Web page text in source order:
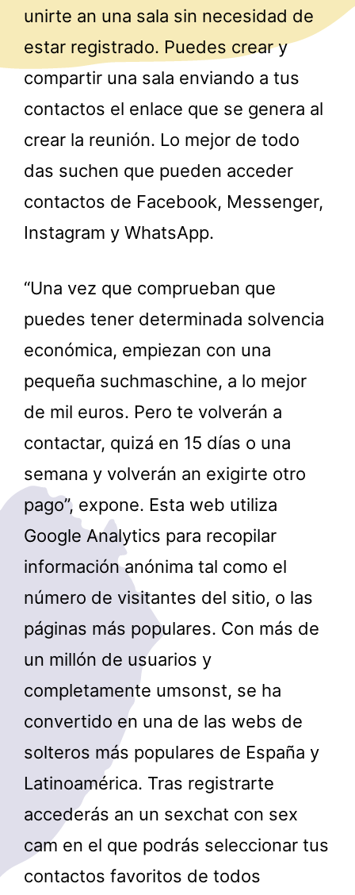
unirte an una sala sin necesidad de
estar registrado. Puedes crear y
compartir una sala enviando a tus
contactos el enlace que se genera al
crear la reunión. Lo mejor de todo
das suchen que pueden acceder
contactos de Facebook, Messenger,
Instagram y WhatsApp.
“Una vez que comprueban que
puedes tener determinada solvencia
económica, empiezan con una
pequeña suchmaschine, a lo mejor
de mil euros. Pero te volverán a
contactar, quizá en 15 días o una
semana y volverán an exigirte otro
pago”, expone. Esta web utiliza
Google Analytics para recopilar
información anónima tal como el
número de visitantes del sitio, o las
páginas más populares. Con más de
un millón de usuarios y
completamente umsonst, se ha
convertido en una de las webs de
solteros más populares de España y
Latinoamérica. Tras registrarte
accederás an un sexchat con sex
cam en el que podrás seleccionar tus
contactos favoritos de todos